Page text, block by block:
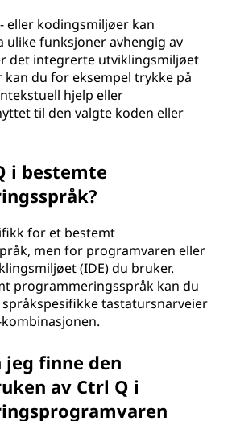
eller kodingsmiljøer kan
ulike funksjoner avhengig av
det integrerte utviklingsmiljøet
kan du for eksempel trykke på
hjelp eller
til den valgte koden eller
i bestemte
for et bestemt
men for programvaren eller
(IDE) du bruker.
programmeringsspråk kan du
tastatursnarveier
jeg finne den
av Ctrl Q i